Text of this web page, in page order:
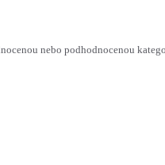
nebo podhodnocenou